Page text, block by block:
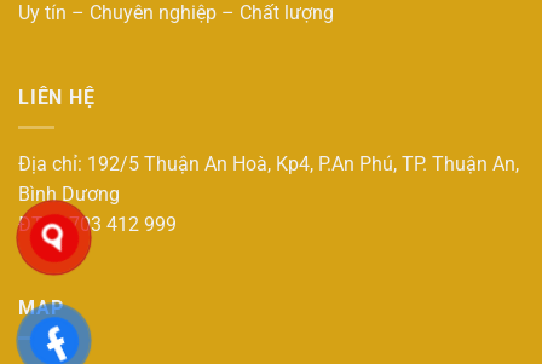
Uy tín – Chuyên nghiệp – Chất lượng
LIÊN HỆ
Địa chỉ: 192/5 Thuận An Hoà, Kp4, P.An Phú, TP. Thuận An,
Bình Dương
ĐT : 0703 412 999
MAP